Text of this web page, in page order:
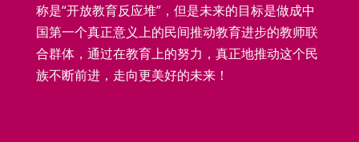
称是“开放教育反应堆”，但是未来的目标是做成中
国第一个真正意义上的民间推动教育进步的教师联
合群体，通过在教育上的努力，真正地推动这个民
族不断前进，走向更美好的未来！